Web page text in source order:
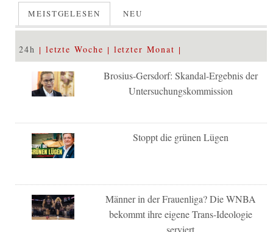
MEISTGELESEN NEU
24h letzte Woche letzter Monat
Brosius-Gersdorf: Skandal-Ergebnis der
Untersuchungskommission
Stoppt die grünen Lügen
Männer in der Frauenliga? Die WNBA
bekommt ihre eigene Trans-Ideologie
serviert